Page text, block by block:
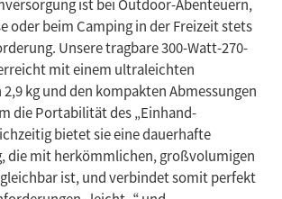
ist bei Outdoor-Abenteuern,
oder beim Camping in der Freizeit stets
Unsere tragbare 300-Watt-270-
mit einem ultraleichten
kg und den kompakten Abmessungen
die Portabilität des „Einhand-
bietet sie eine dauerhafte
die mit herkömmlichen, großvolumigen
ist, und verbindet somit perfekt